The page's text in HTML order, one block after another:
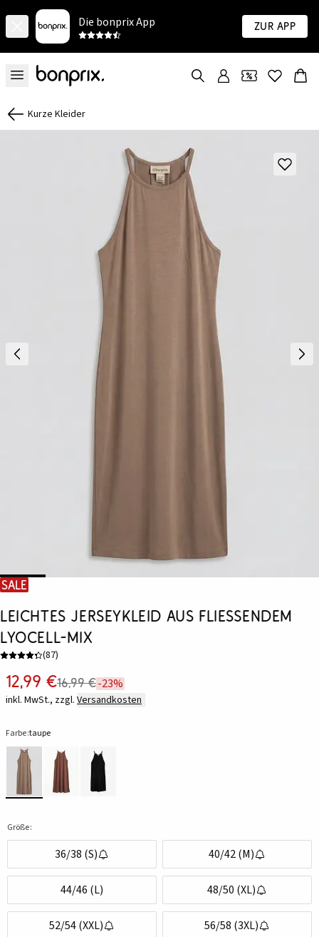
Die bonprix App Zur App
Kurze Kleider
SALE
Leichtes Jerseykleid aus fließendem
Lyocell-Mix
(87)
12,99 €16,99 €-23%
inkl. MwSt., zzgl. Versandkosten
Farbe:taupe
Größe:
36/38 (S) 40/42 (M)
44/46 (L) 48/50 (XL)
52/54 (XXL) 56/58 (3XL)